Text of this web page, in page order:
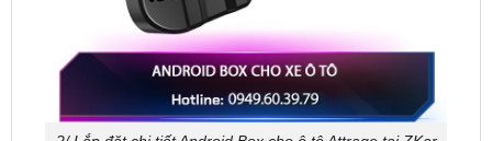
Auto TPHCM